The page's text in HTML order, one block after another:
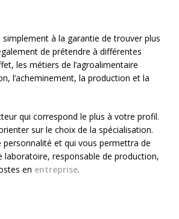
à la garantie de trouver plus
de prétendre à différentes
les métiers de l’agroalimentaire
l’acheminement, la production et la
qui correspond le plus à votre profil.
sur le choix de la spécialisation.
personnalité et qui vous permettra de
laboratoire, responsable de production,
en entreprise.